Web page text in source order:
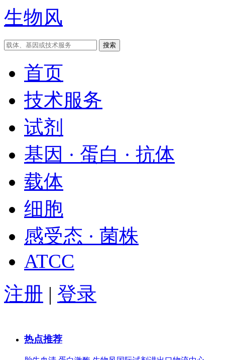
生物风
首页
技术服务
试剂
基因 · 蛋白 · 抗体
载体
细胞
感受态 · 菌株
ATCC
注册 | 登录
热点推荐